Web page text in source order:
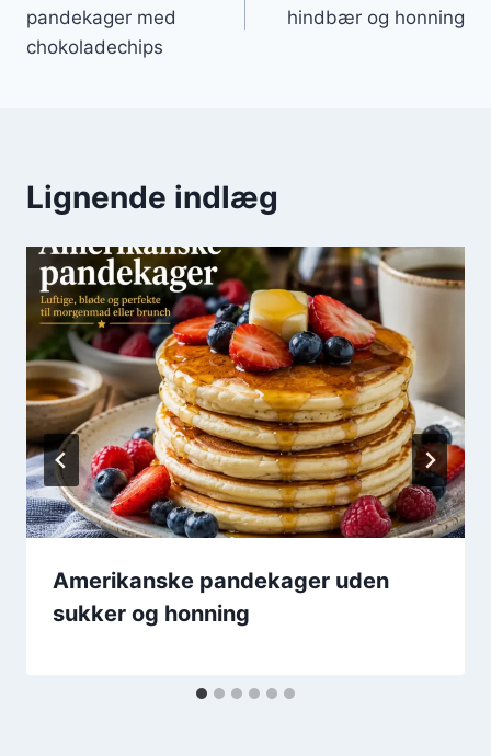
pandekager med
chokoladechips
hindbær og honning
Lignende indlæg
Amerikanske pandekager uden
sukker og honning